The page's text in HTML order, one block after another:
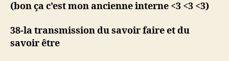
(bon ça c’est mon ancienne interne <3 <3 <3)
38-la transmission du savoir faire et du
savoir être